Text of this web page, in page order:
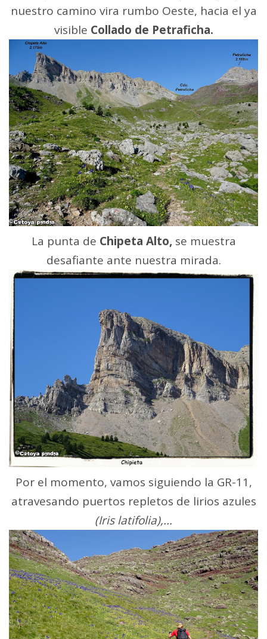
nuestro camino vira rumbo Oeste, hacia el ya
visible Collado de Petraficha.
La punta de Chipeta Alto,se muestra
desafiante ante nuestra mirada.
Por el momento, vamos siguiendo la GR-11,
atravesando puertos repletos de lirios azules
(Iris latifolia),...